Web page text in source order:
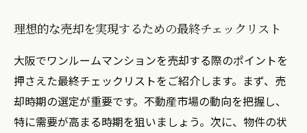
理想的な売却を実現するための最終チェックリスト
大阪でワンルームマンションを売却する際のポイントを
押さえた最終チェックリストをご紹介します。まず、売
却時期の選定が重要です。不動産市場の動向を把握し、
特に需要が高まる時期を狙いましょう。次に、物件の状